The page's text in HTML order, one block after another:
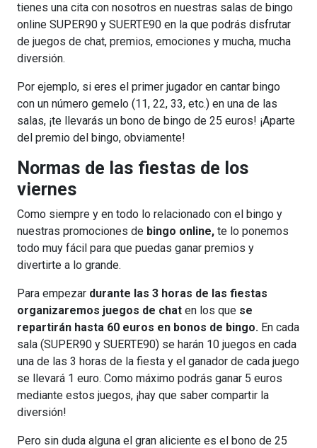
tienes una cita con nosotros en nuestras salas de bingo
online SUPER90 y SUERTE90 en la que podrás disfrutar
de juegos de chat, premios, emociones y mucha, mucha
diversión.
Por ejemplo, si eres el primer jugador en cantar bingo
con un número gemelo (11, 22, 33, etc.) en una de las
salas, ¡te llevarás un bono de bingo de 25 euros! ¡Aparte
del premio del bingo, obviamente!
Normas de las fiestas de los
viernes
Como siempre y en todo lo relacionado con el bingo y
nuestras promociones de bingo online, te lo ponemos
todo muy fácil para que puedas ganar premios y
divertirte a lo grande.
Para empezar durante las 3 horas de las fiestas
organizaremos juegos de chat en los que se
repartirán hasta 60 euros en bonos de bingo. En cada
sala (SUPER90 y SUERTE90) se harán 10 juegos en cada
una de las 3 horas de la fiesta y el ganador de cada juego
se llevará 1 euro. Como máximo podrás ganar 5 euros
mediante estos juegos, ¡hay que saber compartir la
diversión!
Pero sin duda alguna el gran aliciente es el bono de 25